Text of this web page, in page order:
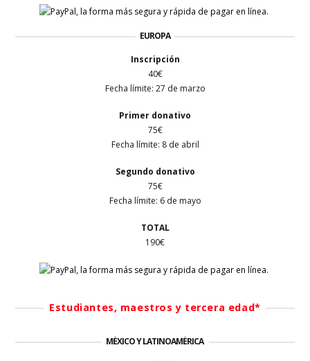
EUROPA
Inscripción
40€
Fecha límite: 27 de marzo
Primer donativo
75€
Fecha límite: 8 de abril
Segundo donativo
75€
Fecha límite: 6 de mayo
TOTAL
190€
Estudiantes, maestros y tercera edad*
MÉXICO Y LATINOAMÉRICA